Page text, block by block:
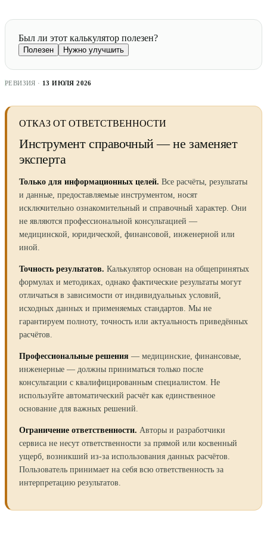
Был ли этот калькулятор полезен?
Полезен Нужно улучшить
РЕВИЗИЯ · 13 ИЮЛЯ 2026
ОТКАЗ ОТ ОТВЕТСТВЕННОСТИ
Инструмент справочный — не заменяет
эксперта
Только для информационных целей. Все расчёты, результаты
и данные, предоставляемые инструментом, носят
исключительно ознакомительный и справочный характер. Они
не являются профессиональной консультацией —
медицинской, юридической, финансовой, инженерной или
иной.
Точность результатов. Калькулятор основан на общепринятых
формулах и методиках, однако фактические результаты могут
отличаться в зависимости от индивидуальных условий,
исходных данных и применяемых стандартов. Мы не
гарантируем полноту, точность или актуальность приведённых
расчётов.
Профессиональные решения — медицинские, финансовые,
инженерные — должны приниматься только после
консультации с квалифицированным специалистом. Не
используйте автоматический расчёт как единственное
основание для важных решений.
Ограничение ответственности. Авторы и разработчики
сервиса не несут ответственности за прямой или косвенный
ущерб, возникший из-за использования данных расчётов.
Пользователь принимает на себя всю ответственность за
интерпретацию результатов.